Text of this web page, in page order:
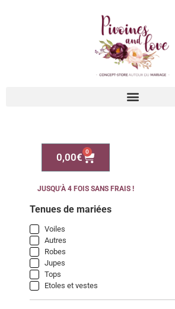
0,00€ 0
JUSQU’À 4 FOIS SANS FRAIS !
Tenues de mariées
Voiles
Autres
Robes
Jupes
Tops
Etoles et vestes